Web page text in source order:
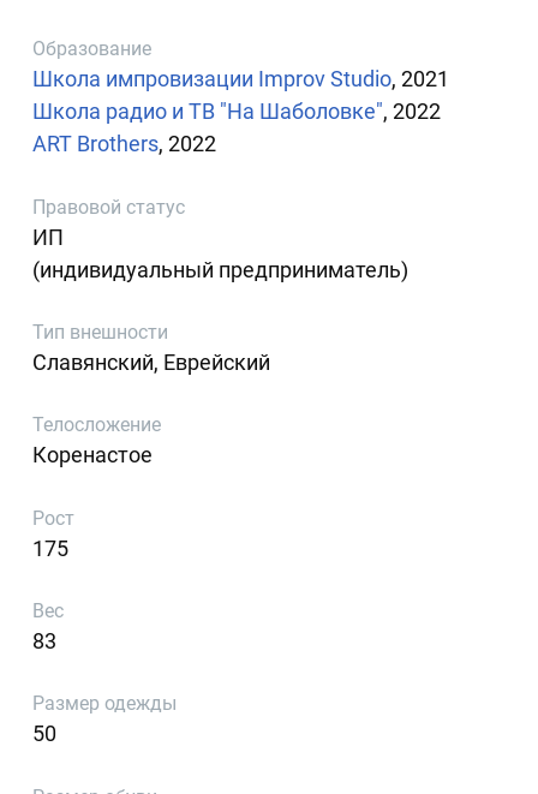
Образование
Школа импровизации Improv Studio, 2021
Школа радио и ТВ "На Шаболовке", 2022
ART Brothers, 2022
Правовой статус
ИП
(индивидуальный предприниматель)
Тип внешности
Славянский, Еврейский
Телосложение
Коренастое
Рост
175
Вес
83
Размер одежды
50